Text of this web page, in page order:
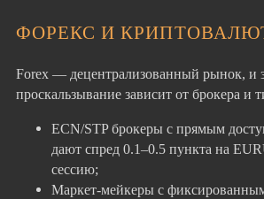
ФОРЕКС И
Forex — децентрализованный рынок, и
проскальзывание зависит от брокера и
ECN/STP брокеры с прямым
дают спред 0.1–0.5 пункта на
сессию;
Маркет-мейкеры с